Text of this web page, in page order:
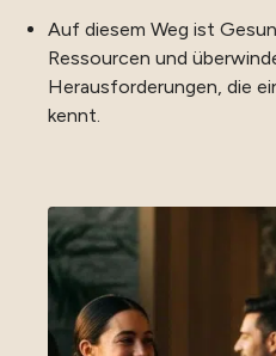
Auf diesem Weg ist
Ressourcen und
Herausforderungen, die
kennt.